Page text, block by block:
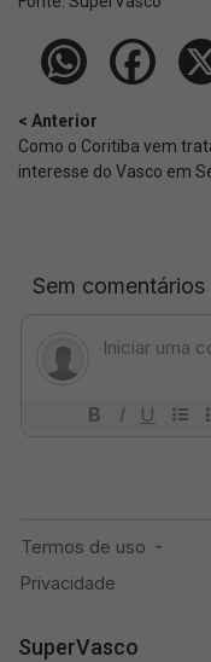
< Anterior
Como o Coritiba vem
interesse do Vasco em
SuperVasco